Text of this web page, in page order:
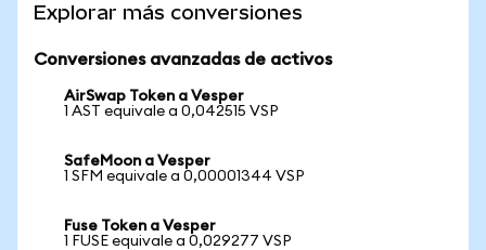
Explorar más conversiones
Conversiones avanzadas de activos
AirSwap Token a Vesper
1 AST equivale a 0,042515 VSP
SafeMoon a Vesper
1 SFM equivale a 0,00001344 VSP
Fuse Token a Vesper
1 FUSE equivale a 0,029277 VSP